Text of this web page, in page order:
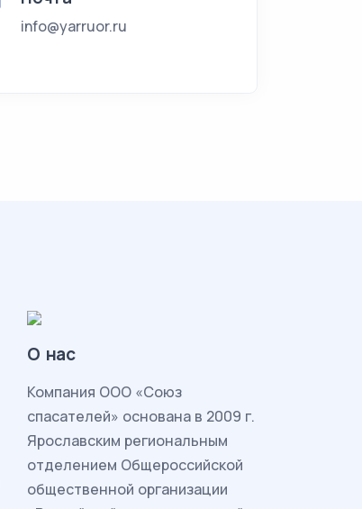
info@yarruor.ru
О нас
Компания ООО «Союз
спасателей» основана в 2009 г.
Ярославским региональным
отделением Общероссийской
общественной организации